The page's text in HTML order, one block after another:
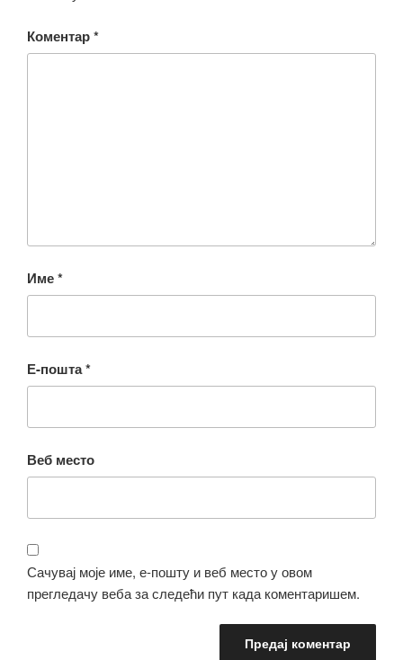
Коментар*
Име*
Е-пошта*
Веб место
Сачувај моје име, е-пошту и веб место у овом
прегледачу веба за следећи пут када коментаришем.